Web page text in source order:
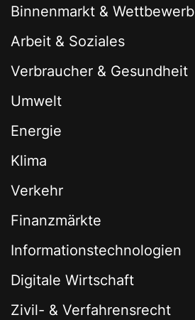
Binnenmarkt & Wettbewerb
Arbeit & Soziales
Verbraucher & Gesundheit
Umwelt
Energie
Klima
Verkehr
Finanzmärkte
Informationstechnologien
Digitale Wirtschaft
Zivil- & Verfahrensrecht